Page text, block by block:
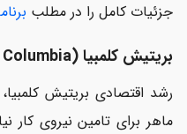
جزئیات کامل را در مطلب
بریتیش کلمبیا (British Columbia)
رشد اقتصادی بریتیش
ماهر برای تامین نیروی کار